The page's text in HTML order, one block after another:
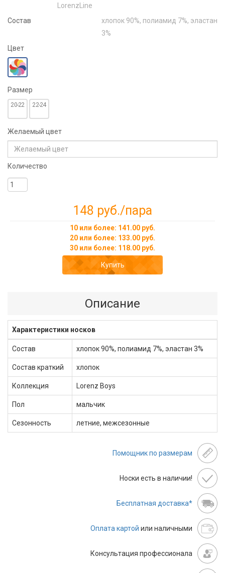
LorenzLine
Состав
хлопок 90%, полиамид 7%, эластан
3%
Цвет
Размер
20-22 22-24
Желаемый цвет
Количество
148 руб./пара
10 или более: 141.00 руб.
20 или более: 133.00 руб.
30 или более: 118.00 руб.
Купить
Описание
Характеристики носков
Состав хлопок 90%, полиамид 7%, эластан 3%
Состав краткий хлопок
Коллекция Lorenz Boys
Пол мальчик
Сезонность летние, межсезонные
Помощник по размерам
Носки есть в наличии!
Бесплатная доставка*
Оплата картой или наличными
Консультация профессионала